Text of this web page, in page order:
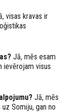
visas kravas ir
Jā, mēs esam
ievērojam visus
Jā, mēs
Somiju, gan no